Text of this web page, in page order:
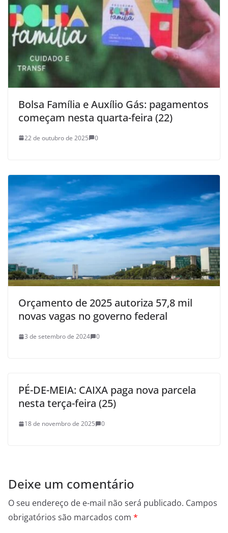
Bolsa Família e Auxílio Gás: pagamentos
começam nesta quarta-feira (22)
22 de outubro de 2025 0
Orçamento de 2025 autoriza 57,8 mil
novas vagas no governo federal
3 de setembro de 2024 0
PÉ-DE-MEIA: CAIXA paga nova parcela
nesta terça-feira (25)
18 de novembro de 2025 0
Deixe um comentário
O seu endereço de e-mail não será publicado. Campos
obrigatórios são marcados com *